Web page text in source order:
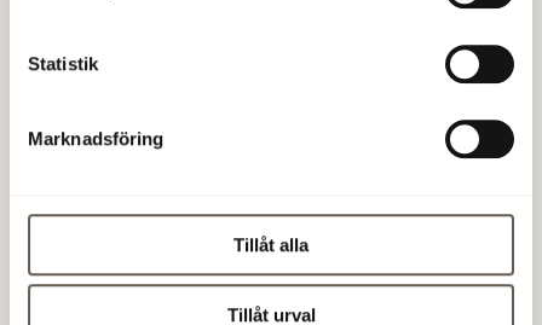
Statistik
Marknadsföring
Tillåt alla
Tillåt urval
Find us
LinkedIn
Facebook
info@fabege.se